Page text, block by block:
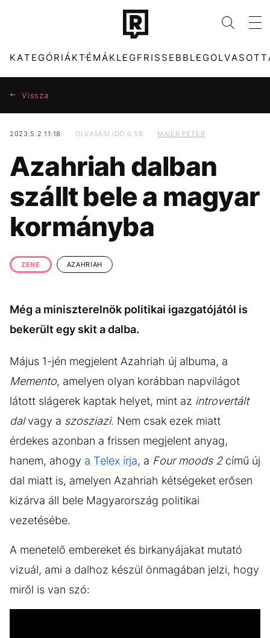
KATEGÓRIÁKTÉMÁKLEGFRISSEBB
ZENE DIVAT
KULTÚRA ENTR
FILM + SOROZAT TECH-TUDOMÁNY
KÖZÉLET
BESZÉLGETÉSEK
DUNA TIKTOK
MTVA ENERGIAVÁLSÁG
MADONNA OLASZORSZÁG
Vissza
2023.5.2 11:18 OLVASÁSI IDŐ 0:58 MAIER PÉTER
Azahriah dalban
szállt bele a magyar
kormányba
ZENE AZAHRIAH
Még a miniszterelnök politikai igazgatójától is
bekerült egy skit a dalba.
Május 1-jén megjelent Azahriah új albuma, a
Memento, amelyen olyan korábban napvilágot
látott slágerek kaptak helyet, mint az introvertált
dalvagy a szosziazi. Nem csak ezek miatt
érdekes azonban a frissen megjelent anyag,
hanem, ahogy a Telex írja, a Four moods 2című új
dal miatt is, amelyen Azahriah kétségeket erősen
kizárva áll bele Magyarország politikai
vezetésébe.
A menetelő embereket és birkanyájakat mutató
vizuál, ami a dalhoz készül önmagában jelzi, hogy
miről is van szó: